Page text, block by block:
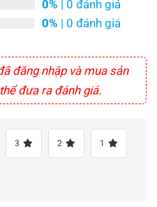
0% | 0 đánh giá
0% | 0 đánh giá
đăng nhập và mua sản
đưa ra đánh giá.
3 2 1